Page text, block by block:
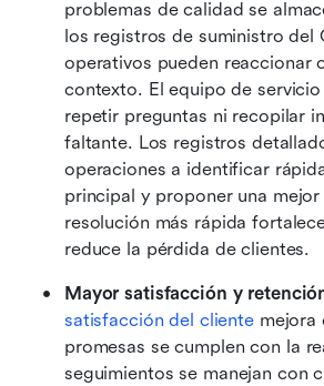
problemas de calidad se
los registros de suministro del
operativos pueden reaccionar
contexto. El equipo de
repetir preguntas ni recopilar
faltante. Los registros
operaciones a identificar
principal y proponer una mejor
resolución más rápida
reduce la pérdida de clientes.
Mayor satisfacción y
satisfacción del cliente mejora
promesas se cumplen con la
seguimientos se manejan con